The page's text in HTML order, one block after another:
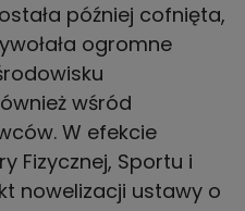
później cofnięta,
ogromne
wśród
W efekcie
Fizycznej, Sportu i
nowelizacji ustawy o